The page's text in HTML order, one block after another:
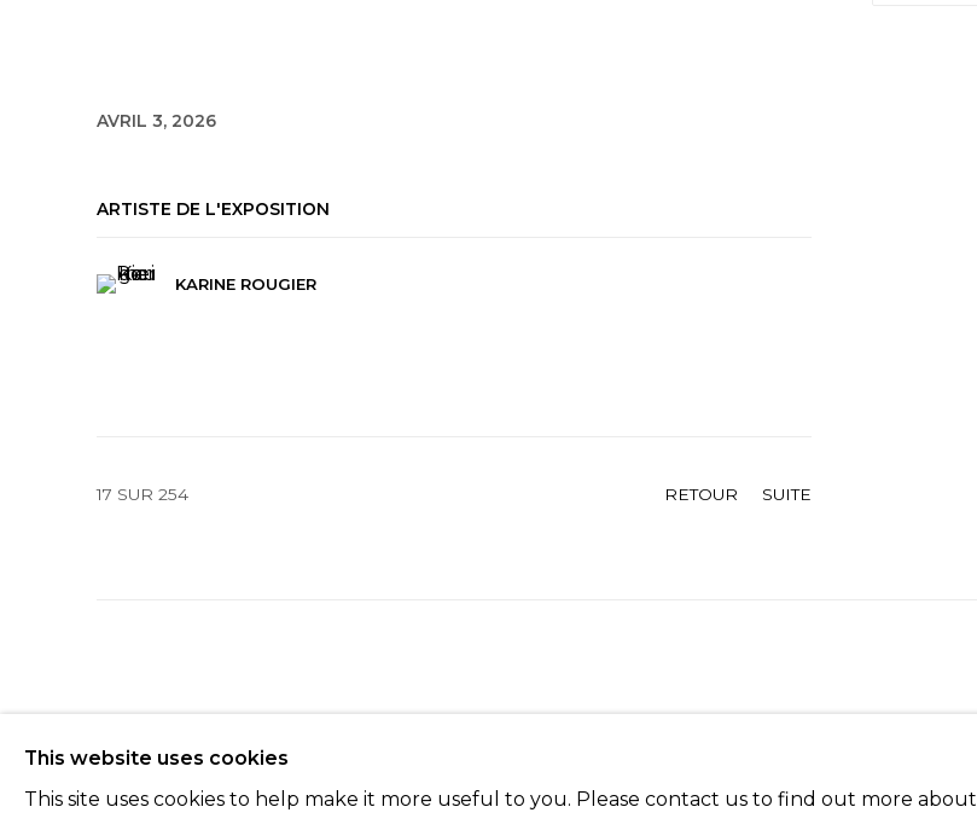
AVRIL 3, 2026
ARTISTE DE L'EXPOSITION
KARINE ROUGIER
RETOUR SUITE
17 SUR 254
This website uses cookies
This site uses cookies to help make it more useful to you. Please contact us to find out more about